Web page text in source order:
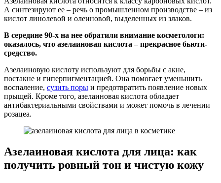
А синтезируют ее – речь о промышленном производстве – из
кислот линолевой и олеиновой, выделенных из злаков.
В середине 90-х на нее обратили внимание косметологи:
оказалось, что азелаиновая кислота – прекрасное бьюти-
средство.
Азелаиновую кислоту используют для борьбы с акне,
постакне и гиперпигментацией. Она помогает уменьшить
воспаление, сузить поры и предотвратить появление новых
прыщей. Кроме того, азелаиновая кислота обладает
антибактериальными свойствами и может помочь в лечении
розацеа.
Азелаиновая кислота для лица: как
получить ровный тон и чистую кожу